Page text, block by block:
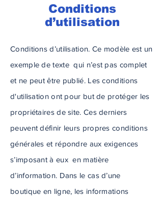
Conditions
d’utilisation
Conditions d’utilisation. Ce modèle est un
exemple de texte qui n’est pas complet
et ne peut être publié. Les conditions
d'utilisation ont pour but de protéger les
propriétaires de site. Ces derniers
peuvent définir leurs propres conditions
générales et répondre aux exigences
s’imposant à eux en matière
d’information. Dans le cas d’une
boutique en ligne, les informations